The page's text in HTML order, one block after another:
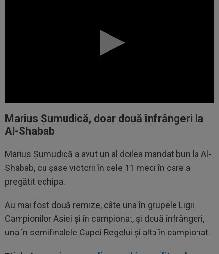
Marius Șumudică, doar două înfrângeri la
Al-Shabab
Marius Șumudică a avut un al doilea mandat bun la Al-
Shabab, cu șase victorii în cele 11 meci în care a
pregătit echipa.
Au mai fost două remize, câte una în grupele Ligii
Campionilor Asiei și în campionat, și două înfrângeri,
una în semifinalele Cupei Regelui și alta în campionat.